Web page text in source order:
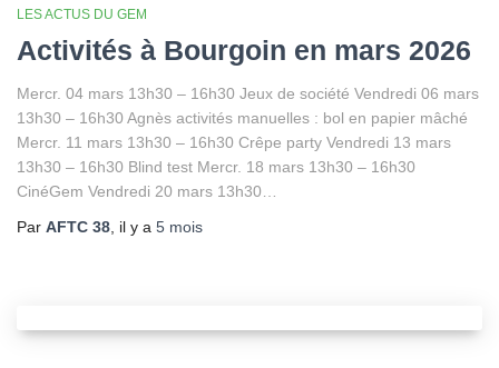
LES ACTUS DU GEM
Activités à Bourgoin en mars 2026
Mercr. 04 mars 13h30 – 16h30 Jeux de société Vendredi 06 mars
13h30 – 16h30 Agnès activités manuelles : bol en papier mâché
Mercr. 11 mars 13h30 – 16h30 Crêpe party Vendredi 13 mars
13h30 – 16h30 Blind test Mercr. 18 mars 13h30 – 16h30
CinéGem Vendredi 20 mars 13h30…
Par AFTC 38 , il y a 5 mois